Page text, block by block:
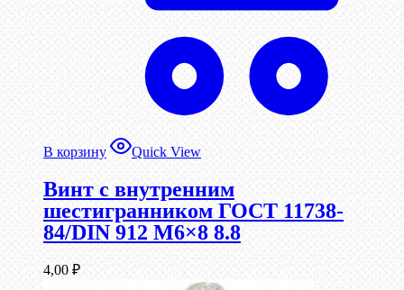
В корзину Quick View
Винт c внутренним
шестигранником ГОСТ 11738-
84/DIN 912 М6×8 8.8
4,00 ₽